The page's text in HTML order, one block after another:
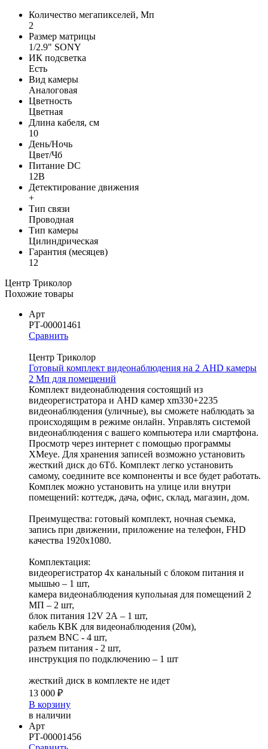
Количество мегапикселей, Мп
2
Размер матрицы
1/2.9" SONY
ИК подсветка
Есть
Вид камеры
Аналоговая
Цветность
Цветная
Длина кабеля, см
10
День/Ночь
Цвет/Чб
Питание DC
12В
Детектирование движения
+
Тип связи
Проводная
Тип камеры
Цилиндрическая
Гарантия (месяцев)
12
Центр Триколор
Похожие товары
Арт
РТ-00001461
Сравнить
Центр Триколор
Готовый комплект видеонаблюдения на 2 AHD камеры
2 Мп для помещений
Комплект видеонаблюдения состоящий из
видеорегистратора и AHD камер xm330+2235
видеонаблюдения (уличные), вы сможете наблюдать за
происходящим в режиме онлайн. Управлять системой
видеонаблюдения с вашего компьютера или смартфона.
Просмотр через интернет с помощью программы
XMeye. Для хранения записей возможно установить
жесткий диск до 6Тб. Комплект легко установить
самому, соедините все компоненты и все будет работать.
Комплек можно установить на улице или внутри
помещений: коттедж, дача, офис, склад, магазин, дом.
Преимущества: готовый комплект, ночная съемка,
запись при движении, приложение на телефон, FHD
качества 1920x1080.
Комплектация:
видеорегистратор 4х канальный c блоком питания и
мышью – 1 шт,
камера видеонаблюдения купольная для помещений 2
МП – 2 шт,
блок питания 12V 2А – 1 шт,
кабель КВК для видеонаблюдения (20м),
разъем BNC - 4 шт,
разъем питания - 2 шт,
инструкция по подключению – 1 шт
жесткий диск в комплекте не идет
13 000 ₽
В корзину
в наличии
Арт
РТ-00001456